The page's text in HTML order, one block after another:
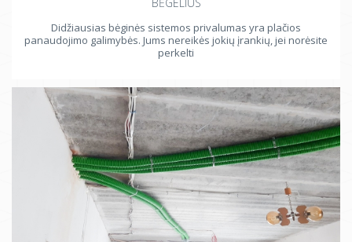
BĖGELIUS
Didžiausias bėginės sistemos privalumas yra plačios
panaudojimo galimybės. Jums nereikės jokių įrankių, jei norėsite
perkelti